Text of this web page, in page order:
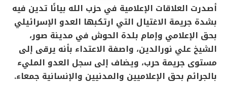
أصدرت العلاقات الإعلامية في حزب الله بيانًا تدين فيه
بشدة جريمة الاغتيال التي ارتكبها العدو الإسرائيلي
بحق الإعلامي وإمام بلدة الحوش في مدينة صور،
الشيخ علي نورالدين، واصفة الاعتداء بأنه يرقى إلى
مستوى جريمة حرب، ويضاف إلى سجل العدو المليء
بالجرائم بحق الإعلاميين والمدنيين والإنسانية جمعاء.